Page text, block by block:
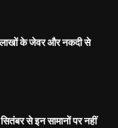
लाखों के जेवर और नकदी से
से इन सामानों पर नहीं